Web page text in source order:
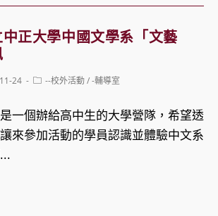
中正大學中國文學系「文藝
24
Post--校外活動/-輔導室
一個辦給高中生的大學營隊，希望透
來參加活動的學員認識並體驗中文系